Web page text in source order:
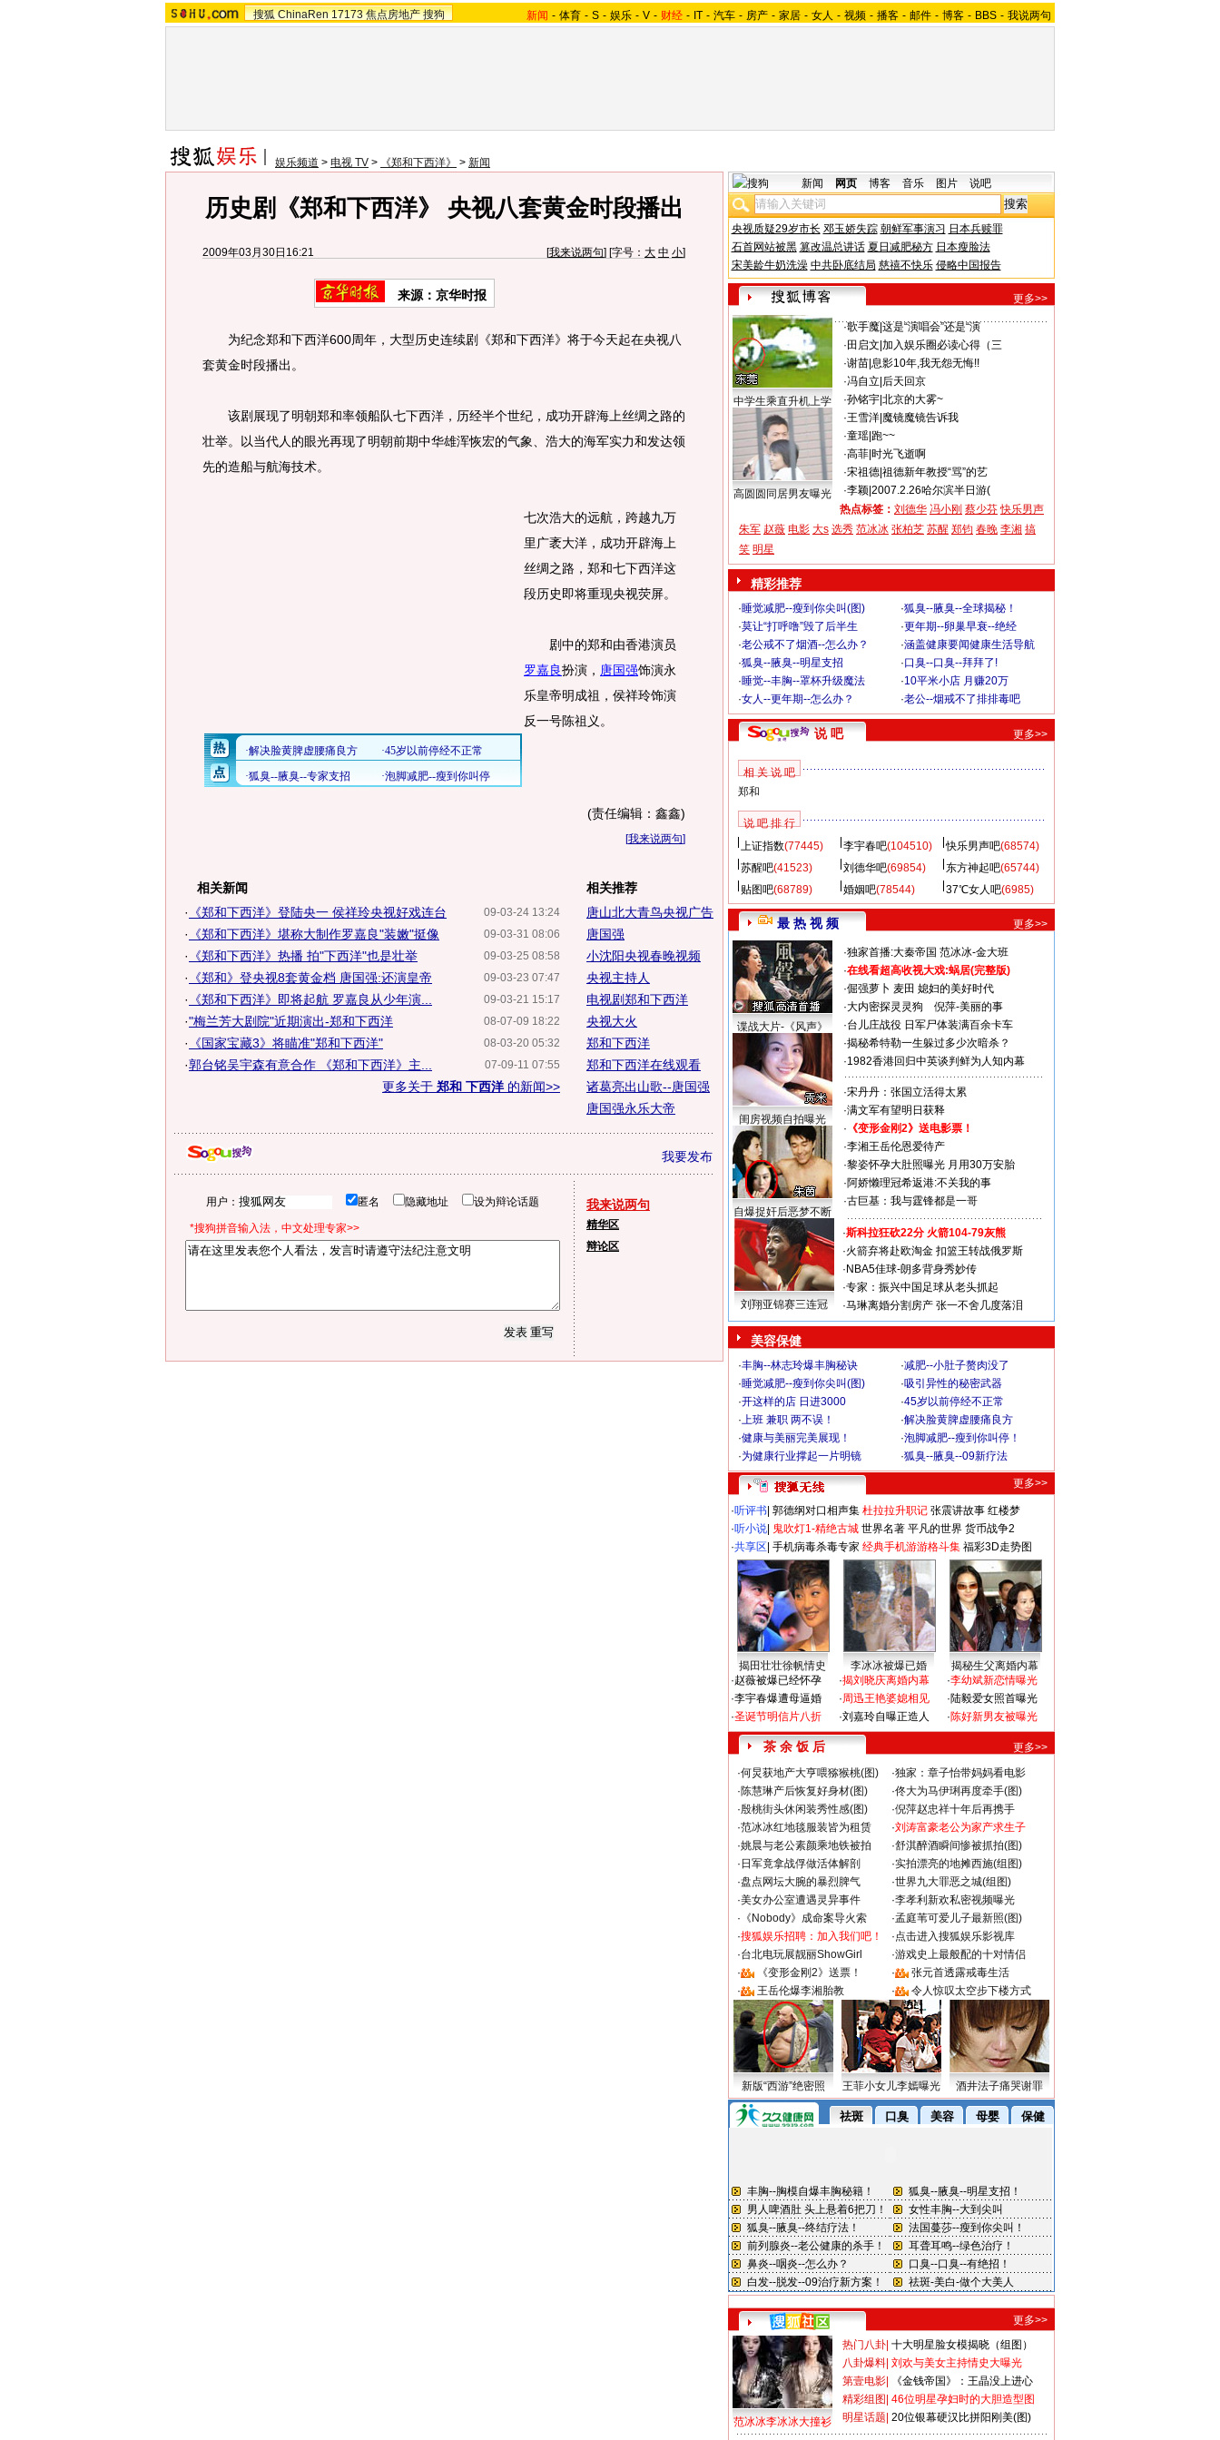
搜狐 ChinaRen 17173 焦点房地产 搜狗 新闻 - 体育 - S - 娱乐 - V - 财经 - IT - 汽车 - 房产 - 家居 - 女人 - 视频 - 播客 - 邮件 - 博客 - BBS - 我说两句
娱乐频道 > 电视 TV > 《郑和下西洋》 > 新闻
历史剧《郑和下西洋》 央视八套黄金时段播出
2009年03月30日16:21 [我来说两句] [字号： 大 中 小]
来源：京华时报
为纪念郑和下西洋600周年，大型历史连续剧《郑和下西洋》将于今天起在央视八
套黄金时段播出。
该剧展现了明朝郑和率领船队七下西洋，历经半个世纪，成功开辟海上丝绸之路的
壮举。以当代人的眼光再现了明朝前期中华雄浑恢宏的气象、浩大的海军实力和发达领
先的造船与航海技术。
七次浩大的远航，跨越九万
里广袤大洋，成功开辟海上
丝绸之路，郑和七下西洋这
段历史即将重现央视荧屏。
剧中的郑和由香港演员
罗嘉良扮演， 唐国强饰演永
乐皇帝明成祖，侯祥玲饰演
反一号陈祖义。
(责任编辑：鑫鑫)
[我来说两句]
相关新闻
09-03-24 13:24
· 《郑和下西洋》登陆央一 侯祥玲央视好戏连台
09-03-31 08:06
· 《郑和下西洋》堪称大制作罗嘉良"装嫩"挺像
09-03-25 08:58
· 《郑和下西洋》热播 拍"下西洋"也是壮举
09-03-23 07:47
· 《郑和》登央视8套黄金档 唐国强:还演皇帝
09-03-21 15:17
· 《郑和下西洋》即将起航 罗嘉良从少年演...
08-07-09 18:22
·"梅兰芳大剧院"近期演出-郑和下西洋
08-03-20 05:32
· 《国家宝藏3》将瞄准"郑和下西洋"
07-09-11 07:55
·郭台铭吴宇森有意合作 《郑和下西洋》主...
更多关于 郑和 下西洋的新闻>>
相关推荐
唐山北大青鸟央视广告
唐国强
小沈阳央视春晚视频
央视主持人
电视剧郑和下西洋
央视大火
郑和下西洋
郑和下西洋在线观看
诸葛亮出山歌--唐国强
唐国强永乐大帝
我要发布
用户： 匿名 隐藏地址 设为辩论话题
*搜狗拼音输入法，中文处理专家>>
我来说两句
精华区
辩论区
新闻 网页 博客 音乐 图片 说吧
央视质疑29岁市长 邓玉娇失踪 朝鲜军事演习 日本兵赎罪
石首网站被黑 篡改温总讲话 夏日减肥秘方 日本瘦脸法
宋美龄牛奶洗澡 中共卧底结局 慈禧不快乐 侵略中国报告
更多>>
中学生乘直升机上学
高圆圆同居男友曝光
·歌手魔| 这是“演唱会”还是“演
· 田启文 加入娱乐圈必读心得（三
·谢苗| 息影10年,我无怨无悔!!
·冯自立 后天回京
·孙铭宇| 北京的大雾~
·王雪洋| 魔镜魔镜告诉我
·童瑶| 跑~~
·高菲| 时光飞逝啊
·宋祖德| 祖德新年教授“骂”的艺
·李颖| 2007.2.26哈尔滨半日游(
热点标签： 刘德华 冯小刚 蔡少芬 快乐男声
朱军 赵薇 电影 大s 选秀 范冰冰 张柏芝 苏醒 郑钧 春晚 李湘 搞
笑 明星
精彩推荐
·睡觉减肥--瘦到你尖叫(图) ·狐臭--腋臭--全球揭秘！
·莫让“打呼噜”毁了后半生 ·更年期--卵巢早衰--绝经
·老公戒不了烟酒--怎么办？ ·涵盖健康要闻健康生活导航
·狐臭--腋臭--明星支招 ·口臭--口臭--拜拜了!
·睡觉--丰胸--罩杯升级魔法 ·10平米小店 月赚20万
·女人--更年期--怎么办？ ·老公--烟戒不了排排毒吧
说 吧 更多>>
相 关 说 吧
郑和
说 吧 排 行
上证指数(77445) 李宇春吧(104510) 快乐男声吧(68574)
苏醒吧(41523) 刘德华吧(69854) 东方神起吧(65744)
贴图吧(68789) 婚姻吧(78544) 37℃女人吧(6985)
最 热 视 频 更多>>
谍战大片-《风声》
闺房视频自拍曝光
自爆捉奸后恶梦不断
·独家首播:大秦帝国 范冰冰-金大班
·在线看超高收视大戏:蜗居(完整版)
·倔强萝卜 麦田 媳妇的美好时代
·大内密探灵灵狗
倪萍-美丽的事
·台儿庄战役 日军尸体装满百余卡车
·揭秘希特勒一生躲过多少次暗杀？
·1982香港回归中英谈判鲜为人知内幕
·宋丹丹：张国立活得太累
·满文军有望明日获释
· 《变形金刚2》送电影票！
·李湘王岳伦恩爱待产
·黎姿怀孕大肚照曝光 月用30万安胎
·阿娇懒理冠希返港:不关我的事
·古巨基：我与霆锋都是一哥
刘翔亚锦赛三连冠
·斯科拉狂砍22分 火箭104-79灰熊
·火箭弃将赴欧淘金 扣篮王转战俄罗斯
· NBA5佳球-朗多背身秀妙传
·专家：振兴中国足球从老头抓起
·马琳离婚分割房产 张一不舍几度落泪
美容保健
·丰胸--林志玲爆丰胸秘诀 ·减肥--小肚子赘肉没了
·睡觉减肥--瘦到你尖叫(图) ·吸引异性的秘密武器
·开这样的店 日进3000 ·45岁以前停经不正常
·上班 兼职 两不误！ ·解决脸黄脾虚腰痛良方
·健康与美丽完美展现！ ·泡脚减肥--瘦到你叫停！
·为健康行业撑起一片明镜 ·狐臭--腋臭--09新疗法
更多>>
·听评书 郭德纲对口相声集 杜拉拉升职记 张震讲故事 红楼梦
·听小说 鬼吹灯1-精绝古城 世界名著 平凡的世界 货币战争2
·共享区 手机病毒杀毒专家 经典手机游游格斗集 福彩3D走势图
揭田壮壮徐帆情史 李冰冰被爆已婚
揭秘生父离婚内幕
·赵薇被爆已经怀孕
·李宇春爆遭母逼婚
·圣诞节明信片八折
·揭刘晓庆离婚内幕
·周迅王艳婆媳相见
·刘嘉玲自曝正造人
·李幼斌新恋情曝光
·陆毅爱女照首曝光
·陈好新男友被曝光
茶 余 饭 后
更多>>
·何炅获地产大亨喂猕猴桃(图) ·独家：章子怡带妈妈看电影
·陈慧琳产后恢复好身材(图) ·佟大为马伊琍再度牵手(图)
·殷桃街头休闲装秀性感(图) ·倪萍赵忠祥十年后再携手
·范冰冰红地毯服装皆为租赁 ·刘涛富豪老公为家产求生子
·姚晨与老公素颜乘地铁被拍 ·舒淇醉酒瞬间惨被抓拍(图)
· 日军竟拿战俘做活体解剖 ·实拍漂亮的地摊西施(组图)
·盘点网坛大腕的暴烈脾气 ·世界九大罪恶之城(组图)
·美女办公室遭遇灵异事件 ·李孝利新欢私密视频曝光
· 《Nobody》成命案导火索 ·孟庭苇可爱儿子最新照(图)
·搜狐娱乐招聘：加入我们吧！ ·点击进入搜狐娱乐影视库
·台北电玩展靓丽ShowGirl ·游戏史上最般配的十对情侣
·
《变形金刚2》送票！ ·
张元首透露戒毒生活
·
王岳伦爆李湘胎教 · 令人惊叹太空步下楼方式
新版“西游”绝密照 王菲小女儿李嫣曝光 酒井法子痛哭谢罪
更多>>
范冰冰李冰冰大撞衫
热门八卦 十大明星脸女模揭晓（组图）
八卦爆料 刘欢与美女主持情史大曝光
第壹电影
《金钱帝国》：王晶没上进心
精彩组图 46位明星孕妇时的大胆造型图
明星话题 20位银幕硬汉比拼阳刚美(图)